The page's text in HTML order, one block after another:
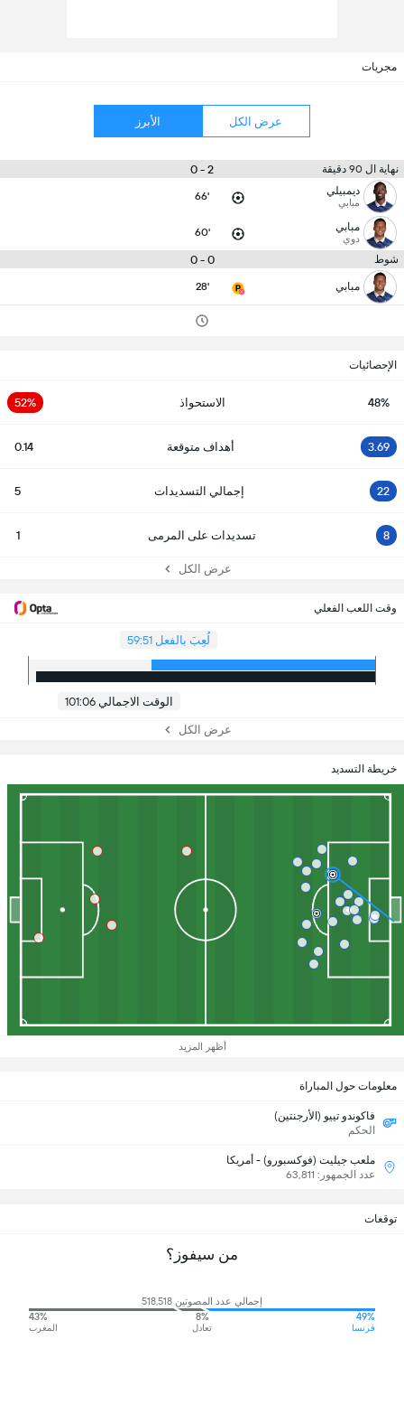
مجريات
عرض الكل الأبرز
نهاية ال 90 دقيقة 2 - 0
ديمبيلي
مبابي 66'
مبابي
دوي 60'
شوط 0 - 0
مبابي 28'
الإحصائيات
48% الاستحواذ 52%
3.69 أهداف متوقعة 0.14
22 إجمالي التسديدات 5
8 تسديدات على المرمى 1
عرض الكل
وقت اللعب الفعلي
لُعِبَ بالفعل 59:51
الوقت الاجمالي 101:06
عرض الكل
خريطة التسديد
أظهر المزيد
معلومات حول المباراة
فاكوندو تييو (الأرجنتين)
الحكم
ملعب جيليت (فوكسبورو) - أمريكا
عدد الجمهور: 63,811
توقعات
من سيفوز؟
إجمالي عدد المصوتين 518,518
49%
فرنسا
8%
تعادل
43%
المغرب